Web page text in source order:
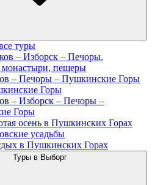
туры
– Изборск – Печоры.
монастыри, пещеры
– Печоры – Пушкинские Горы
Горы
– Изборск – Печоры –
Горы
осень в Пушкинских Горах
усадьбы
в Пушкинских Горах
Туры в Выборг